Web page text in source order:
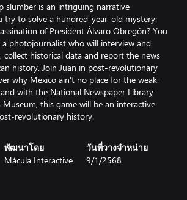
slumber is an intriguing narrative
try to solve a hundred-year-old mystery:
of President Álvaro Obregón? You
a photojournalist who will interview and
collect historical data and report the news
history. Join Juan in post-revolutionary
why Mexico ain't no place for the weak.
with the National Newspaper Library
this game will be an interactive
revolutionary history.
พัฒนาโดย
Mácula Interactive
วันที่วางจำหน่าย
9/1/2568